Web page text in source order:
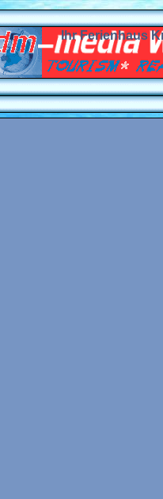
Ihr Ferienhaus